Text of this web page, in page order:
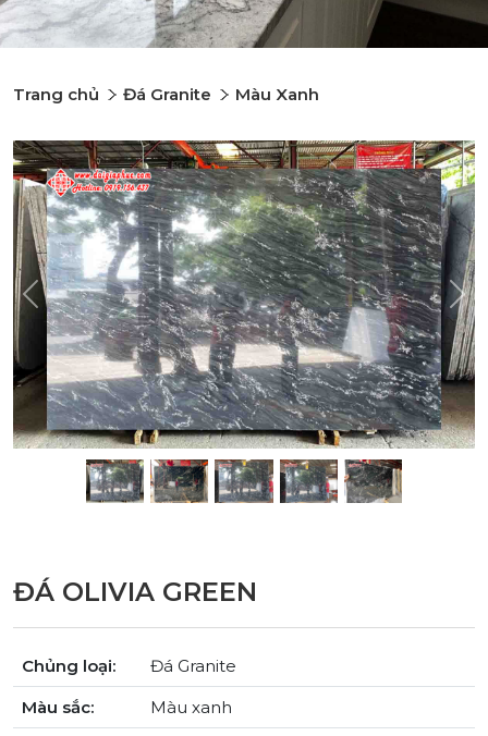
Trang chủ Đá Granite Màu Xanh
Previous
ĐÁ OLIVIA GREEN
Chủng loại:
Đá Granite
Màu sắc:
Màu xanh